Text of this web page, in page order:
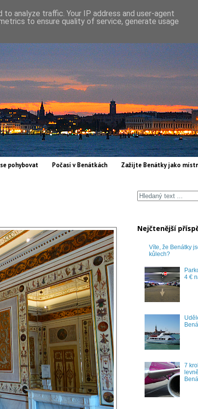
pohybovat Počasí v Benátkách Zažijte Benátky jako
Nejčtenější
Víte, že Benátky
kůlech?
4 €
7
analyze traffic. Your IP address and user-agent
to ensure quality of service, generate usage